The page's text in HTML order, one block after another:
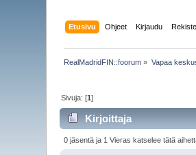
Etusivu Ohjeet Kirjaudu
RealMadridFIN::foorum » Vapaa
Sivuja: [1]
Kirjoittaja
0 jäsentä ja 1 Vieras katselee tätä